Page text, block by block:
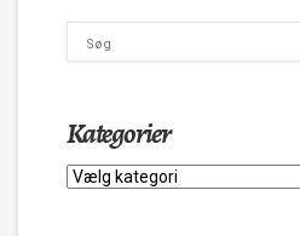
Kategorier
Kategorier